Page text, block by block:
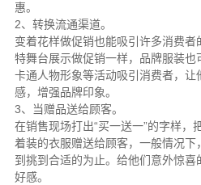
惠。
2、转换流通渠道。
变着花样做促销也能吸引许多消费
特舞台展示做促销一样，品牌服装
卡通人物形象等活动吸引消费者，
感，增强品牌印象。
3、当赠品送给顾客。
在销售现场打出“买一送一”的字样，
着装的衣服赠送给顾客，一般情况
到挑到合适的为止。给他们意外惊
好感。